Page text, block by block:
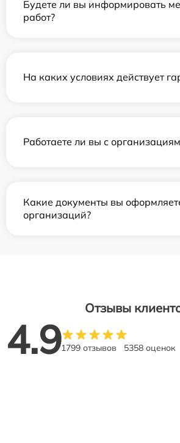
Будете ли вы информировать
работ?
На каких условиях действует
Работаете ли вы с
Какие документы вы
организаций?
Отзывы
4.91799 отзывов 5358 оценок